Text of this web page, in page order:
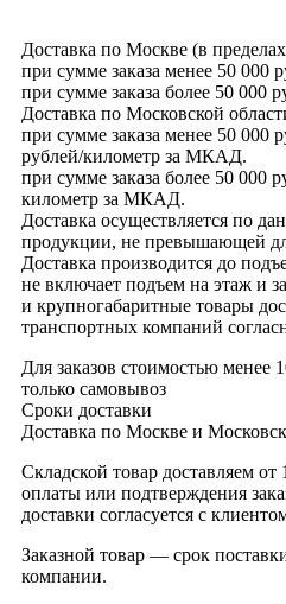
Доставка по Москве (в
при сумме заказа менее 50 000
при сумме заказа более 50 000
Доставка по Московской
при сумме заказа менее 50 000
рублей/километр за МКАД.
при сумме заказа более 50 000
километр за МКАД.
Доставка осуществляется по
продукции, не превышающей
Доставка производится до
не включает подъем на этаж и
и крупногабаритные товары
транспортных компаний
Для заказов стоимостью менее
только самовывоз
Сроки доставки
Доставка по Москве и
Складской товар доставляем
оплаты или подтверждения
доставки согласуется с
Заказной товар — срок
компании.